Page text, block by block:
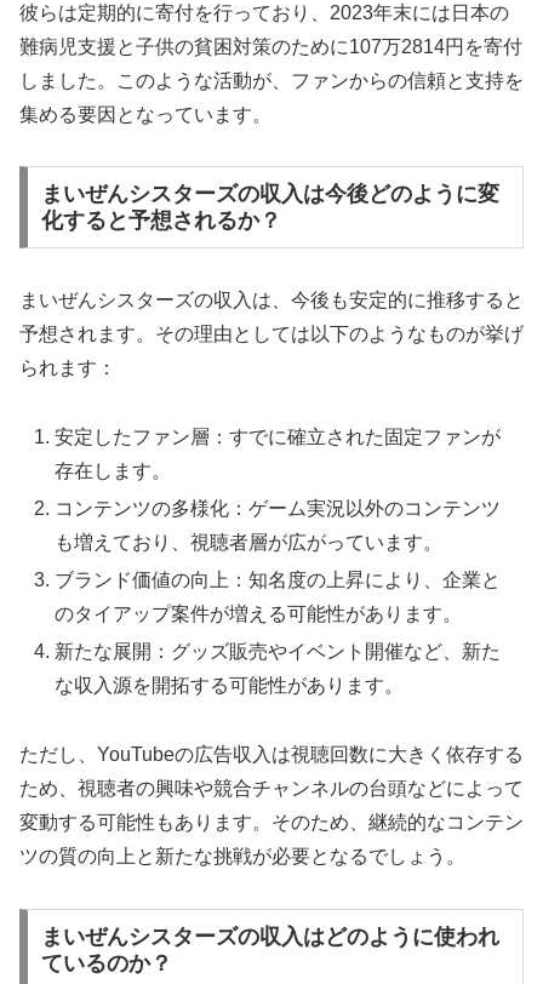
彼らは定期的に寄付を行っており、2023年末には日本の
難病児支援と子供の貧困対策のために107万2814円を寄付
しました。このような活動が、ファンからの信頼と支持を
集める要因となっています。
まいぜんシスターズの収入は今後どのように変
化すると予想されるか？
まいぜんシスターズの収入は、今後も安定的に推移すると
予想されます。その理由としては以下のようなものが挙げ
られます：
安定したファン層：すでに確立された固定ファンが
存在します。
コンテンツの多様化：ゲーム実況以外のコンテンツ
も増えており、視聴者層が広がっています。
ブランド価値の向上：知名度の上昇により、企業と
のタイアップ案件が増える可能性があります。
新たな展開：グッズ販売やイベント開催など、新た
な収入源を開拓する可能性があります。
ただし、YouTubeの広告収入は視聴回数に大きく依存する
ため、視聴者の興味や競合チャンネルの台頭などによって
変動する可能性もあります。そのため、継続的なコンテン
ツの質の向上と新たな挑戦が必要となるでしょう。
まいぜんシスターズの収入はどのように使われ
ているのか？